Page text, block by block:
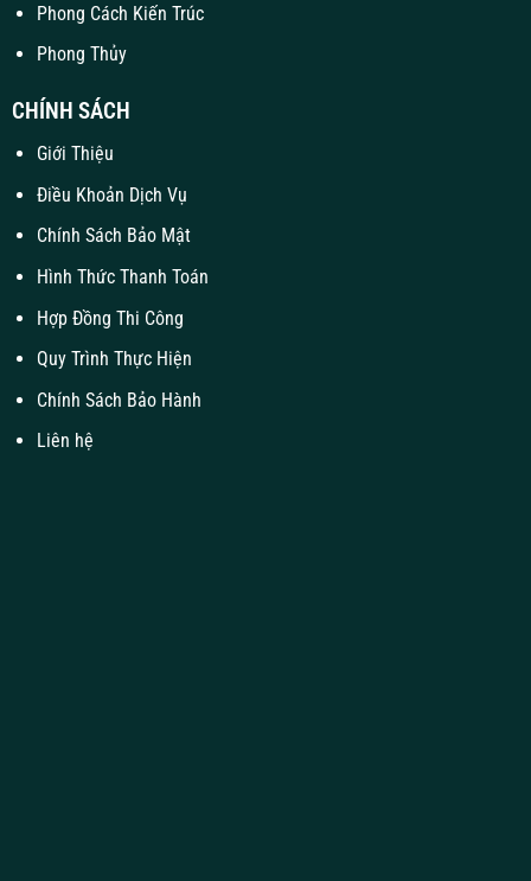
Phong Cách Kiến Trúc
Phong Thủy
CHÍNH SÁCH
Giới Thiệu
Điều Khoản Dịch Vụ
Chính Sách Bảo Mật
Hình Thức Thanh Toán
Hợp Đồng Thi Công
Quy Trình Thực Hiện
Chính Sách Bảo Hành
Liên hệ